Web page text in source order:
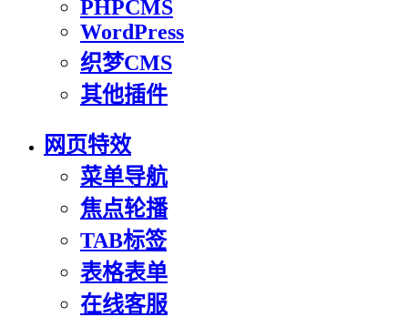
PHPCMS
WordPress
织梦CMS
其他插件
网页特效
菜单导航
焦点轮播
TAB标签
表格表单
在线客服